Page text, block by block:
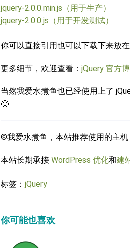
jquery-2.0.0.min.js（用于生产）
jquery-2.0.0.js（用于开发测试）
你可以直接引用也可以下载下来放
更多细节，欢迎查看： jQuery 官方
当然我爱水煮鱼也已经使用上了
🙂
©我爱水煮鱼，本站推荐使用的主机
本站长期承接 WordPress 优化和建
标签： jQuery
你可能也喜欢